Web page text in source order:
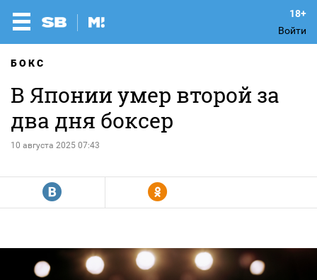
Войти
БОКС
В Японии умер второй за
два дня боксер
10 августа 2025 07:43
R Y